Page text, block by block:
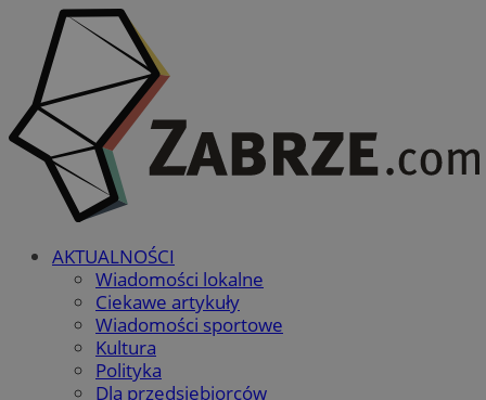
AKTUALNOŚCI
Wiadomości lokalne
Ciekawe artykuły
Wiadomości sportowe
Kultura
Polityka
Dla przedsiębiorców